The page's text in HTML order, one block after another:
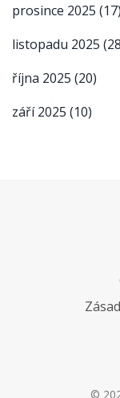
prosince 2025 (17)
listopadu 2025
října 2025 (20)
září 2025 (10)
©